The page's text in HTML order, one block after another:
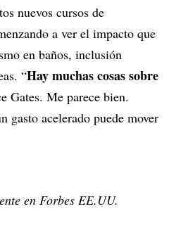
nuevos cursos de
a ver el impacto que
en baños, inclusión
“Hay muchas cosas sobre
Gates. Me parece bien.
gasto acelerado puede mover
en Forbes EE.UU.